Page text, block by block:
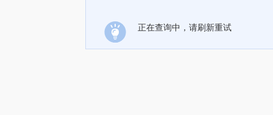
正在查询中，请刷新重试